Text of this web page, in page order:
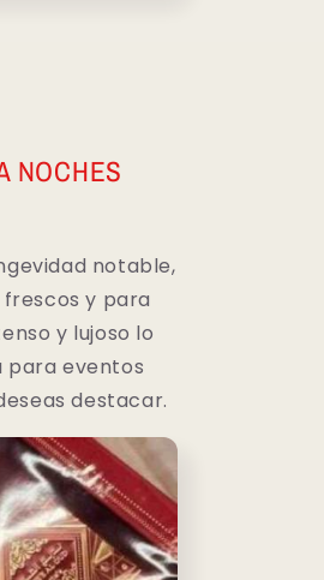
NOCHES
notable,
y para
y lujoso lo
eventos
destacar.